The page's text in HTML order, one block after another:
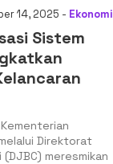
14, 2025 - Ekonomi
Sistem
Direktorat
meresmikan